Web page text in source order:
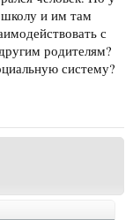
и им там
с
родителям?
систему?